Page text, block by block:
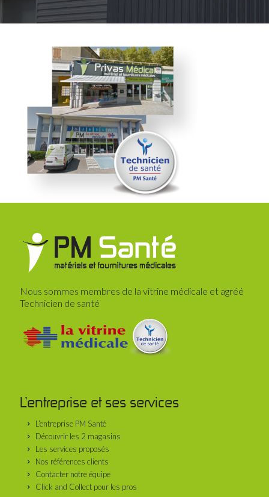
Nous sommes membres de la vitrine médicale et agréé
Technicien de santé
L’entreprise et ses services
L’entreprise PM Santé
Découvrir les 2 magasins
Les services proposés
Nos références clients
Contacter notre équipe
Click and Collect pour les pros